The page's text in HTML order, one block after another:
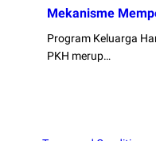
Mekanisme
Program Keluarga
PKH merup…